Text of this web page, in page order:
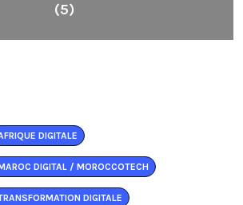
(5)
DIGITALE
DIGITAL / MOROCCOTECH
DIGITALE